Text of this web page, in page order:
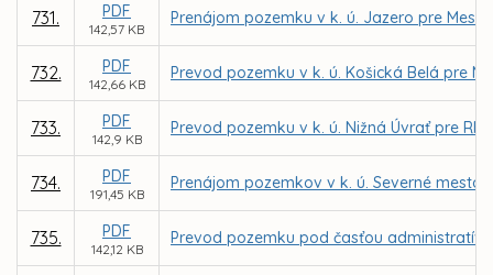
731. PDF
142,57 KB
Prenájom pozemku v k. ú. Jazero pre
732. PDF
142,66 KB
Prevod pozemku v k. ú. Košická Belá pre
733. PDF
142,9 KB
Prevod pozemku v k. ú. Nižná Úvrať pre
734. PDF
191,45 KB
Prenájom pozemkov v k. ú. Severné
735. PDF
142,12 KB
Prevod pozemku pod časťou